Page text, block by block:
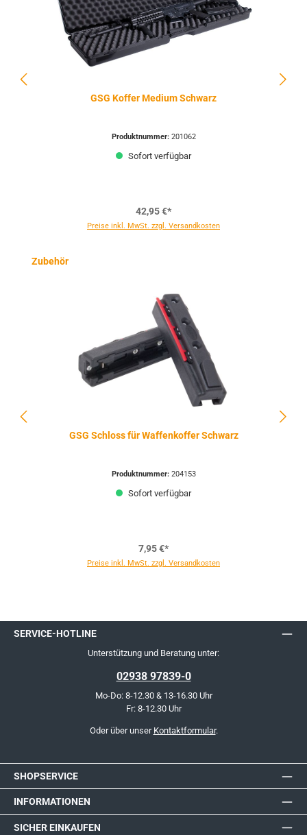
GSG Koffer Medium Schwarz
Produktnummer: 201062
Sofort verfügbar
42,95 €*
Preise inkl. MwSt. zzgl. Versandkosten
Produktgalerie überspringen
Zubehör
GSG Schloss für Waffenkoffer Schwarz
Produktnummer: 204153
Sofort verfügbar
7,95 €*
Preise inkl. MwSt. zzgl. Versandkosten
SERVICE-HOTLINE
Unterstützung und Beratung unter:
02938 97839-0
Mo-Do: 8-12.30 & 13-16.30 Uhr
Fr: 8-12.30 Uhr
Oder über unser Kontaktformular.
SHOPSERVICE
INFORMATIONEN
SICHER EINKAUFEN